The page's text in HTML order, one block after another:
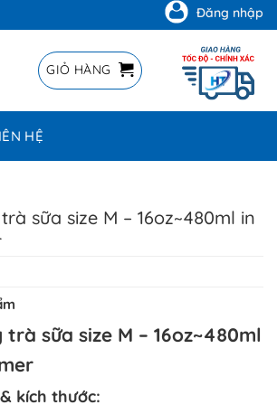
Đăng nhập
GIỎ HÀNG
HỆ
sữa size M – 16oz~480ml in
sữa size M – 16oz~480ml
kích thước: